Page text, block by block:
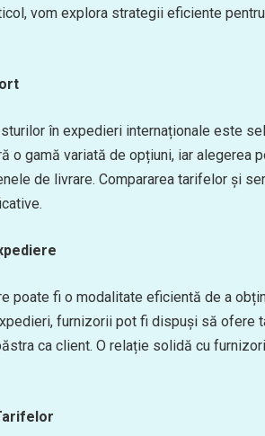
vom explora strategii eficiente
în expedieri internaționale este
o gamă variată de opțiuni, iar alegerea
de livrare. Compararea tarifelor și
poate fi o modalitate eficientă de a
furnizorii pot fi dispuși să ofere
ca client. O relație solidă cu